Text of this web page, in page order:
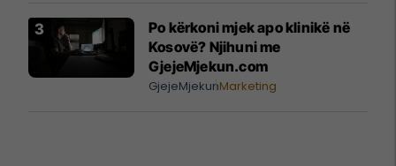
Po kërkoni mjek apo klinikë në
Kosovë? Njihuni me
GjejeMjekun.com
GjejeMjekunMarketing